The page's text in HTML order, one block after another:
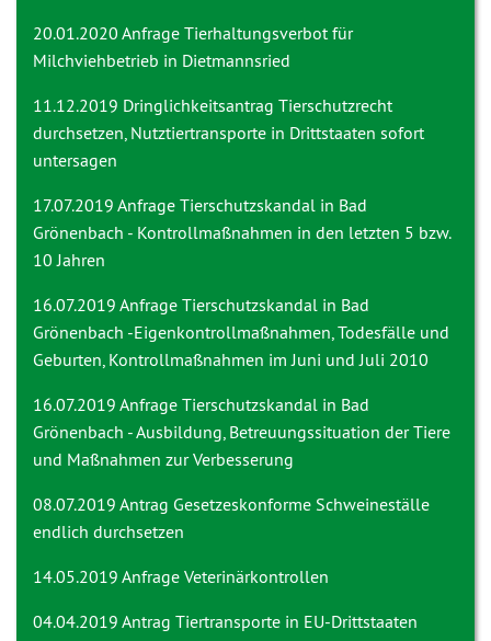
20.01.2020 Anfrage Tierhaltungsverbot für
Milchviehbetrieb in Dietmannsried
11.12.2019 Dringlichkeitsantrag Tierschutzrecht
durchsetzen, Nutztiertransporte in Drittstaaten sofort
untersagen
17.07.2019 Anfrage Tierschutzskandal in Bad
Grönenbach - Kontrollmaßnahmen in den letzten 5 bzw.
10 Jahren
16.07.2019 Anfrage Tierschutzskandal in Bad
Grönenbach -Eigenkontrollmaßnahmen, Todesfälle und
Geburten, Kontrollmaßnahmen im Juni und Juli 2010
16.07.2019 Anfrage Tierschutzskandal in Bad
Grönenbach - Ausbildung, Betreuungssituation der Tiere
und Maßnahmen zur Verbesserung
08.07.2019 Antrag Gesetzeskonforme Schweineställe
endlich durchsetzen
14.05.2019 Anfrage Veterinärkontrollen
04.04.2019 Antrag Tiertransporte in EU-Drittstaaten